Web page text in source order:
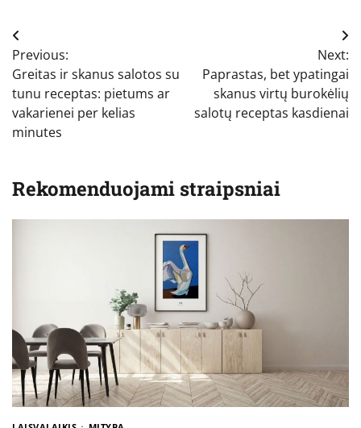
Navigacija
tarp
įrašų
Previous:
Greitas ir skanus salotos su
tunu receptas: pietums ar
vakarienei per kelias
minutes
Next:
Paprastas, bet ypatingai
skanus virtų burokėlių
salotų receptas kasdienai
Rekomenduojami straipsniai